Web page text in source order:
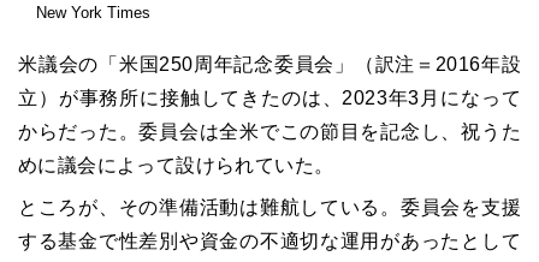
New York Times
米議会の「米国250周年記念委員会」（訳注＝2016年設
立）が事務所に接触してきたのは、2023年3月になって
からだった。委員会は全米でこの節目を記念し、祝うた
めに議会によって設けられていた。
ところが、その準備活動は難航している。委員会を支援
する基金で性差別や資金の不適切な運用があったとして